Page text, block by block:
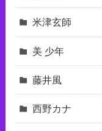
米津玄師
美 少年
藤井風
西野カナ